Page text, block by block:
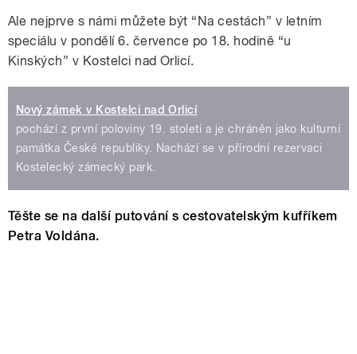
Ale nejprve s námi můžete být “Na cestách” v letním
speciálu v pondělí 6. července po 18. hodině “u
Kinských” v Kostelci nad Orlicí.
Nový zámek v Kostelci nad Orlicí
pochází z první poloviny 19. století a je chráněn jako kulturní
památka České republiky. Nachází se v přírodní rezervaci
Kostelecký zámecký park.
Těšte se na další putování s cestovatelským kufříkem
Petra Voldána.